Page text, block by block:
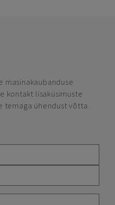
masinakaubanduse
kontakt lisaküsimuste
temaga ühendust võtta.